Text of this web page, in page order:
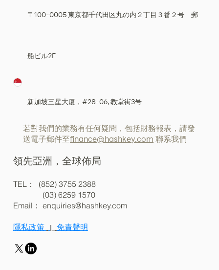
〒100-0005 東京都千代田区丸の内２丁目３番２号 郵
船ビル2F
新加坡三星大厦，#28-06, 教堂街3号
若對我們的業務有任何疑問，包括財務報表，請發
送電子郵件至finance@hashkey.com 聯系我們
領先亞洲，全球佈局
TEL： (852) 3755 2388
(03) 6259 1570
Email： enquiries@hashkey.com
隱私政策 | 免責聲明